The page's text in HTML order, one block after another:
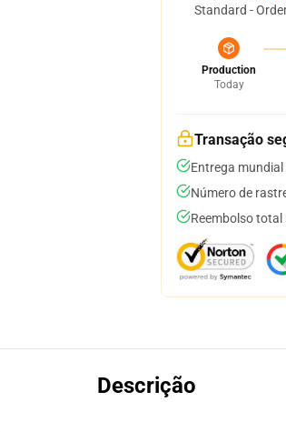
Standard -
Production
Today
Transação
Entrega
Número de
Reembolso
Descrição